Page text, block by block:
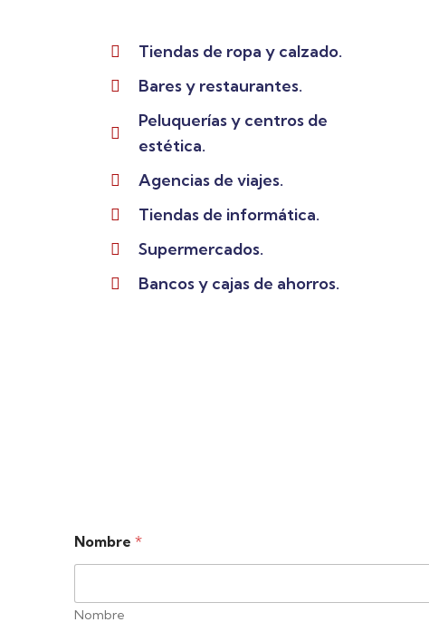
Tiendas de ropa y calzado.
Bares y restaurantes.
Peluquerías y centros de
estética.
Agencias de viajes.
Tiendas de informática.
Supermercados.
Bancos y cajas de ahorros.
Nombre *
Nombre